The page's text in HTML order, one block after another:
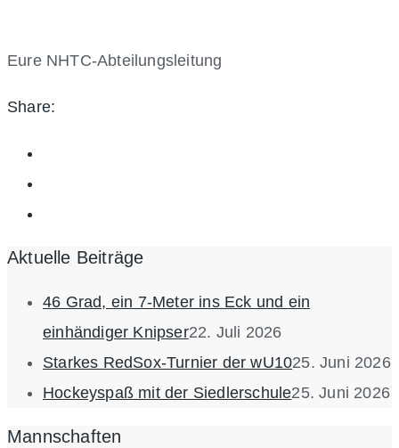
Eure NHTC-Abteilungsleitung
Share:
Aktuelle Beiträge
46 Grad, ein 7-Meter ins Eck und ein
einhändiger Knipser22. Juli 2026
Starkes RedSox-Turnier der wU1025. Juni 2026
Hockeyspaß mit der Siedlerschule25. Juni 2026
Mannschaften